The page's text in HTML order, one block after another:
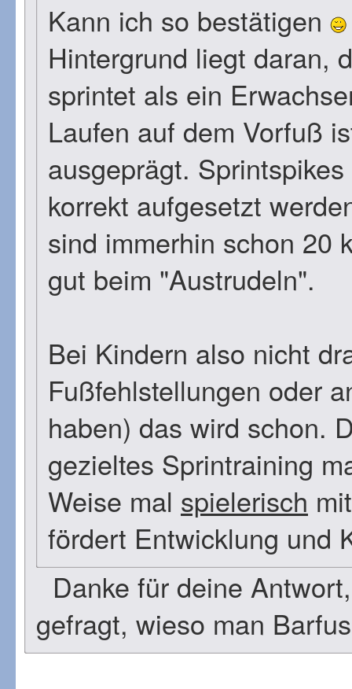
Kann ich so bestätigen
Hintergrund liegt daran,
sprintet als ein
Laufen auf dem Vorfuß
ausgeprägt.
korrekt aufgesetzt
sind immerhin schon 20
gut beim "Austrudeln".
Bei Kindern also nicht
Fußfehlstellungen oder
haben) das wird schon.
gezieltes Sprintraining
Weise mal spielerisch
fördert Entwicklung und
Danke für deine
gefragt, wieso man